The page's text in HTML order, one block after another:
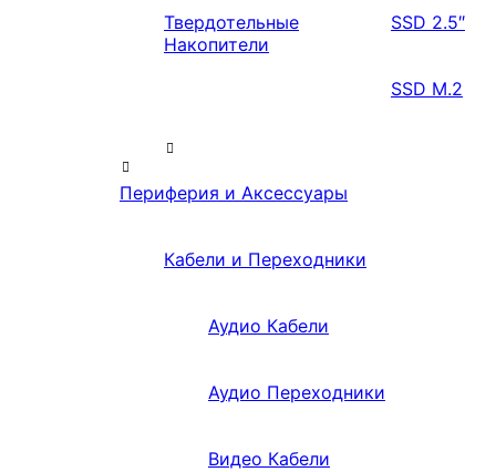
Твердотельные
Накопители
SSD 2.5″
SSD M.2
Периферия и Аксессуары
Кабели и Переходники
Аудио Кабели
Аудио Переходники
Видео Кабели